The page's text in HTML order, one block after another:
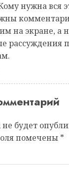
нужна вся
на экране, а
рассуждения
будет
помечены *